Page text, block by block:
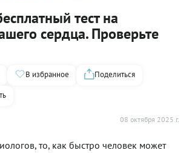
тест на
сердца. Проверьте
08 октября 2025 г.
В избранное
Поделиться
то, как быстро человек может